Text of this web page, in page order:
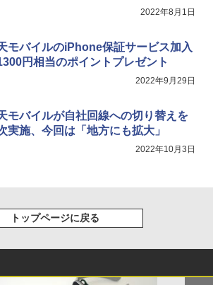
2022年8月1日
モバイルのiPhone保証サービス加入
円相当のポイントプレゼント
2022年9月29日
モバイルが自社回線への切り替えを
実施、今回は「地方にも拡大」
2022年10月3日
トップページに戻る